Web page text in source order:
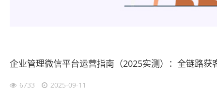
企业管理微信平台运营指南（2025实测）：全链路获
6733 2025-09-11